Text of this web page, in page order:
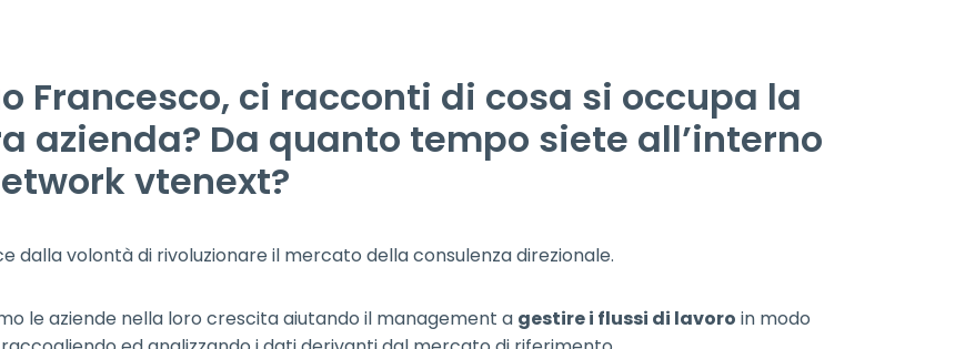
Francesco, ci racconti di cosa si occupa la
azienda? Da quanto tempo siete all’interno
vtenext?
dalla volontà di rivoluzionare il mercato della consulenza direzionale.
le aziende nella loro crescita aiutando il management a gestire i flussi di lavoro in modo